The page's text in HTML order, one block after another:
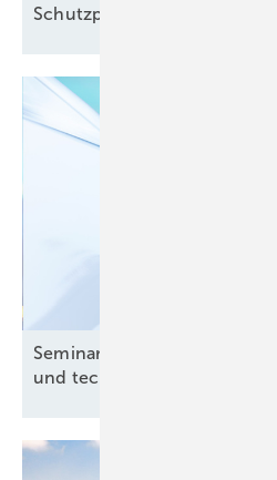
Schutzprüfungen
Seminar: Ladeinfrastruktur –
und technische